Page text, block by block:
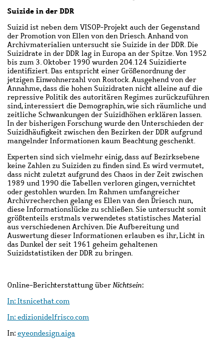
Suizide in der DDR
Suizid ist neben dem VISOP-Projekt auch der Gegenstand
der Promotion von Ellen von den Driesch. Anhand von
Archivmaterialien untersucht sie Suizide in der DDR. Die
Suizidrate in der DDR lag in Europa an der Spitze. Von 1952
bis zum 3. Oktober 1990 wurden 204.124 Suizidierte
identifiziert. Das entspricht einer Größenordnung der
jetzigen Einwohnerzahl von Rostock. Ausgehend von der
Annahme, dass die hohen Suizidraten nicht alleine auf die
repressive Politik des autoritären Regimes zurückzuführen
sind, interessiert die Demographin, wie sich räumliche und
zeitliche Schwankungen der Suizidhöhen erklären lassen.
In der bisherigen Forschung wurde den Unterschieden der
Suizidhäufigkeit zwischen den Bezirken der DDR aufgrund
mangelnder Informationen kaum Beachtung geschenkt.
Experten sind sich vielmehr einig, dass auf Bezirksebene
keine Zahlen zu Suiziden zu finden sind. Es wird vermutet,
dass nicht zuletzt aufgrund des Chaos in der Zeit zwischen
1989 und 1990 die Tabellen verloren gingen, vernichtet
oder gestohlen wurden. Im Rahmen umfangreicher
Archivrecherchen gelang es Ellen van den Driesch nun,
diese Informationslücke zu schließen. Sie untersucht somit
größtenteils erstmals verwendetes statistisches Material
aus verschiedenen Archiven. Die Aufbereitung und
Auswertung dieser Informationen erlauben es ihr, Licht in
das Dunkel der seit 1961 geheim gehaltenen
Suizidstatistiken der DDR zu bringen.
Online-Berichterstattung über Nichtsein:
In: Itsnicethat.com
In: edizionidelfrisco.com
In: eyeondesign.aiga